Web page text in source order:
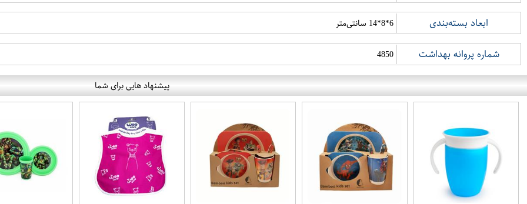
ابعاد بسته‌بندی 6*8*14 سانتی‌متر
شماره پروانه بهداشت 4850
پیشنهاد هایی برای شما